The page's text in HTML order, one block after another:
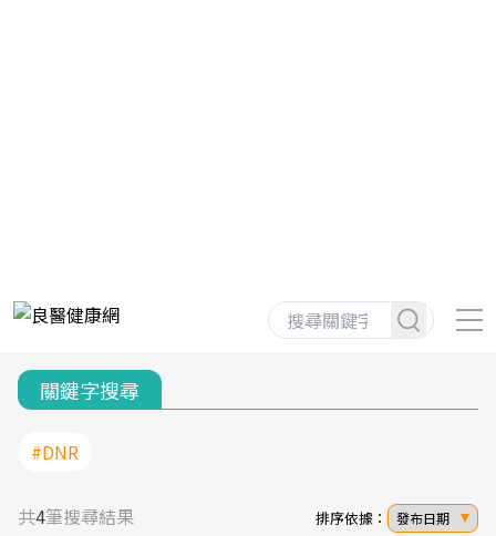
關鍵字搜尋
#DNR
共4筆搜尋結果 排序依據： 發布日期